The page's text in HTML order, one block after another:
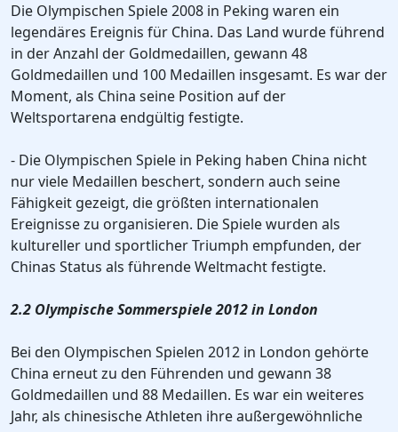
Die Olympischen Spiele 2008 in Peking waren ein
legendäres Ereignis für China. Das Land wurde führend
in der Anzahl der Goldmedaillen, gewann 48
Goldmedaillen und 100 Medaillen insgesamt. Es war der
Moment, als China seine Position auf der
Weltsportarena endgültig festigte.
- Die Olympischen Spiele in Peking haben China nicht
nur viele Medaillen beschert, sondern auch seine
Fähigkeit gezeigt, die größten internationalen
Ereignisse zu organisieren. Die Spiele wurden als
kultureller und sportlicher Triumph empfunden, der
Chinas Status als führende Weltmacht festigte.
2.2 Olympische Sommerspiele 2012 in London
Bei den Olympischen Spielen 2012 in London gehörte
China erneut zu den Führenden und gewann 38
Goldmedaillen und 88 Medaillen. Es war ein weiteres
Jahr, als chinesische Athleten ihre außergewöhnliche